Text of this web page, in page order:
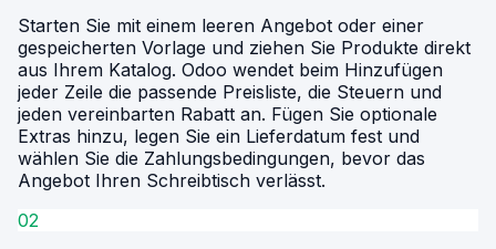
Starten Sie mit einem leeren Angebot oder einer
gespeicherten Vorlage und ziehen Sie Produkte direkt
aus Ihrem Katalog. Odoo wendet beim Hinzufügen
jeder Zeile die passende Preisliste, die Steuern und
jeden vereinbarten Rabatt an. Fügen Sie optionale
Extras hinzu, legen Sie ein Lieferdatum fest und
wählen Sie die Zahlungsbedingungen, bevor das
Angebot Ihren Schreibtisch verlässt.
02